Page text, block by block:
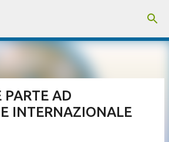
PARTE AD
INTERNAZIONALE